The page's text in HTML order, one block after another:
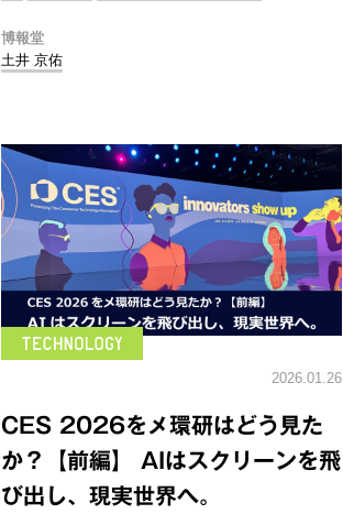
博報堂
土井 京佑
2026.01.26
CES 2026をメ環研はどう見た
か？【前編】 AIはスクリーンを飛
び出し、現実世界へ。